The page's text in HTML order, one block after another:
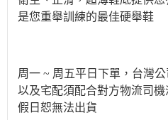
是您重舉訓練的最佳硬舉鞋
周一 ~ 周五平日下單，台灣
以及宅配須配合對方物流司
假日恕無法出貨